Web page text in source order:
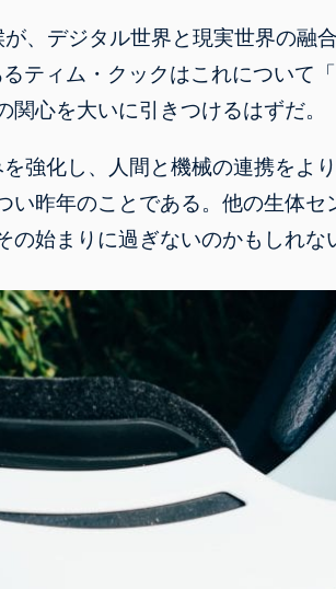
、デジタル世界と現実世界の融
ティム・クックはこれについて
心を大いに引きつけるはずだ。
強化し、人間と機械の連携をよ
い昨年のことである。他の生体
始まりに過ぎないのかもしれな